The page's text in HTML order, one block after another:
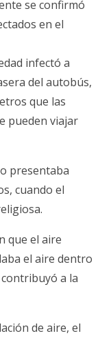
se confirmó
en el
infectó a
del autobús,
que las
pueden viajar
presentaba
cuando el
que el aire
el aire dentro
a la
de aire, el